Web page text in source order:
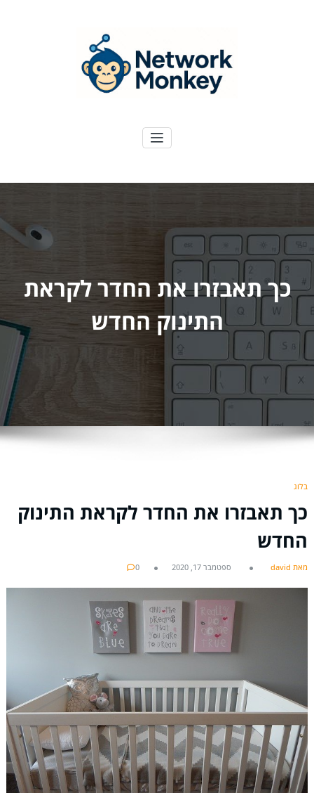
כך תאבזרו את החדר לקראת
התינוק החדש
בלוג
כך תאבזרו את החדר לקראת התינוק
החדש
מאת david ספטמבר 17, 2020 0